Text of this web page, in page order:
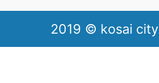
2019 © kosai